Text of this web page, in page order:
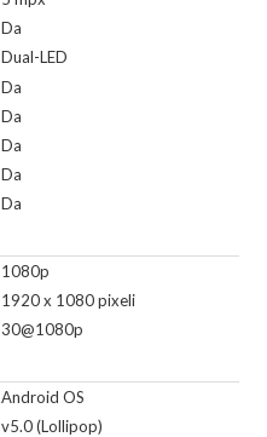
Da
Dual-LED
Da
Da
Da
Da
Da
1080p
1920 x 1080 pixeli
30@1080p
Android OS
v5.0 (Lollipop)